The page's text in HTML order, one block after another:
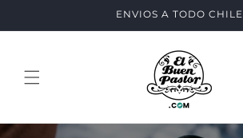
al contenido
ENVIOS A TODO CHILE